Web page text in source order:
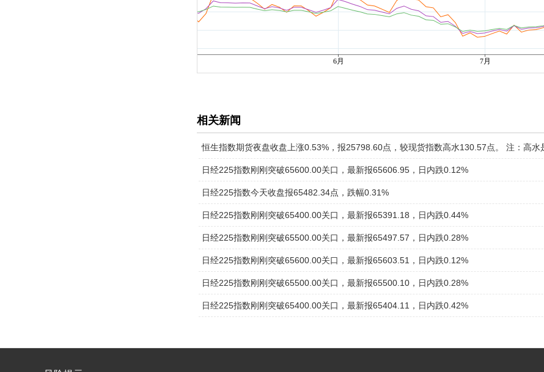
相关新闻
日经225指数刚刚突破65600.00关口，最新报65606.95，日内跌0.12%
日经225指数今天收盘报65482.34点，跌幅0.31%
日经225指数刚刚突破65400.00关口，最新报65391.18，日内跌0.44%
日经225指数刚刚突破65500.00关口，最新报65497.57，日内跌0.28%
日经225指数刚刚突破65600.00关口，最新报65603.51，日内跌0.12%
日经225指数刚刚突破65500.00关口，最新报65500.10，日内跌0.28%
日经225指数刚刚突破65400.00关口，最新报65404.11，日内跌0.42%